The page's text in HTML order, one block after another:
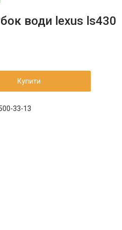
води lexus ls430
Купити
33-13